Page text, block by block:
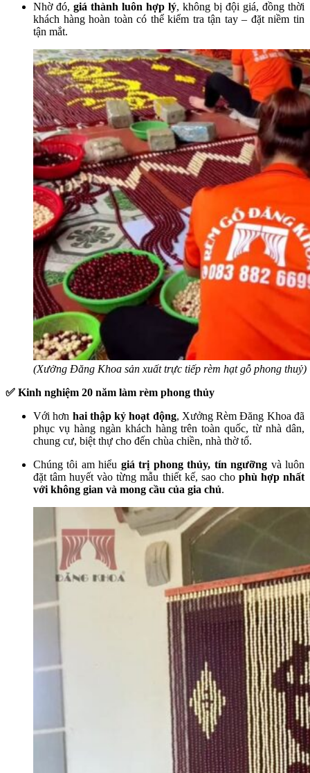
Nhờ đó, giá thành luôn hợp lý, không bị đội giá, đồng thời
khách hàng hoàn toàn có thể kiểm tra tận tay – đặt niềm tin
tận mắt.
(Xưởng Đăng Khoa sản xuất trực tiếp rèm hạt gỗ phong thuỷ)
✅ Kinh nghiệm 20 năm làm rèm phong thủy
Với hơn hai thập kỷ hoạt động, Xưởng Rèm Đăng Khoa đã
phục vụ hàng ngàn khách hàng trên toàn quốc, từ nhà dân,
chung cư, biệt thự cho đến chùa chiền, nhà thờ tổ.
Chúng tôi am hiểu giá trị phong thủy, tín ngưỡng và luôn
đặt tâm huyết vào từng mẫu thiết kế, sao cho phù hợp nhất
với không gian và mong cầu của gia chủ.